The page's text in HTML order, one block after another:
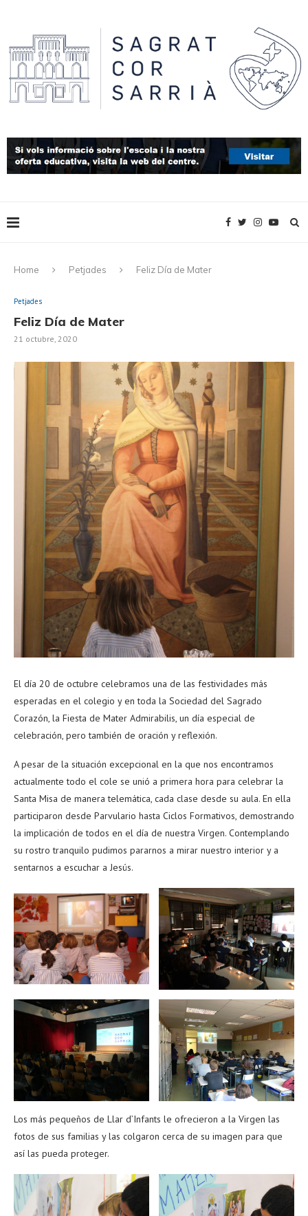
Home Petjades Feliz Día de Mater
Petjades
Feliz Día de Mater
21 octubre, 2020
El día 20 de octubre celebramos una de las festividades más
esperadas en el colegio y en toda la Sociedad del Sagrado
Corazón, la Fiesta de Mater Admirabilis, un día especial de
celebración, pero también de oración y reflexión.
A pesar de la situación excepcional en la que nos encontramos
actualmente todo el cole se unió a primera hora para celebrar la
Santa Misa de manera telemática, cada clase desde su aula. En ella
participaron desde Parvulario hasta Ciclos Formativos, demostrando
la implicación de todos en el día de nuestra Virgen. Contemplando
su rostro tranquilo pudimos pararnos a mirar nuestro interior y a
sentarnos a escuchar a Jesús.
Los más pequeños de Llar d’Infants le ofrecieron a la Virgen las
fotos de sus familias y las colgaron cerca de su imagen para que
así las pueda proteger.